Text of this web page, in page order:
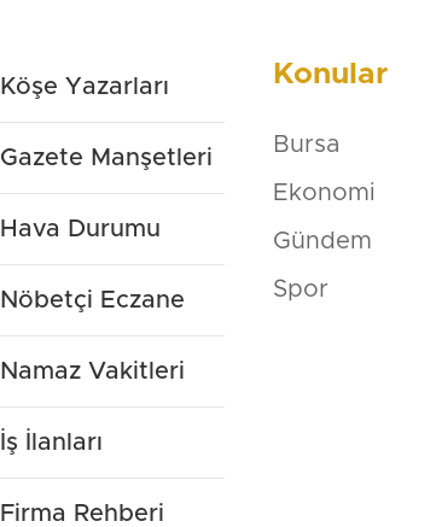
Köşe Yazarları
Gazete Manşetleri
Hava Durumu
Nöbetçi Eczane
Namaz Vakitleri
İş İlanları
Firma Rehberi
Konular
Bursa
Ekonomi
Gündem
Spor